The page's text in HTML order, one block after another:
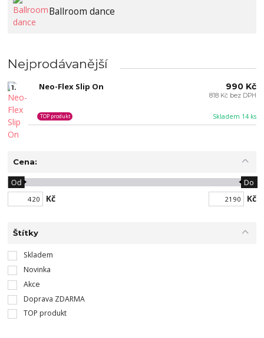
Ballroom dance
Nejprodávanější
1. Neo-Flex Slip On
Skladem 14 ks
TOP produkt
990 Kč
818 Kč bez DPH
Cena:
Kč
Od Do
Kč
Štítky
Skladem
Novinka
Akce
Doprava ZDARMA
TOP produkt